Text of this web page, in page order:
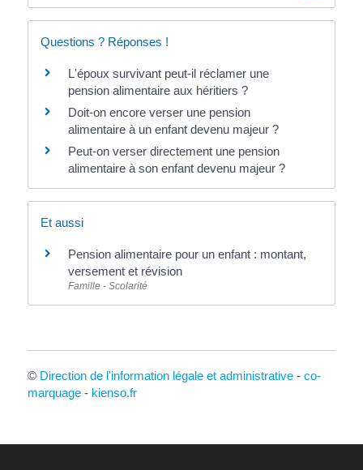
Questions ? Réponses !
L'époux survivant peut-il réclamer une
pension alimentaire aux héritiers ?
Doit-on encore verser une pension
alimentaire à un enfant devenu majeur ?
Peut-on verser directement une pension
alimentaire à son enfant devenu majeur ?
Et aussi
Pension alimentaire pour un enfant : montant,
versement et révision
Famille - Scolarité
© Direction de l'information légale et administrative- co-
marquage- kienso.fr